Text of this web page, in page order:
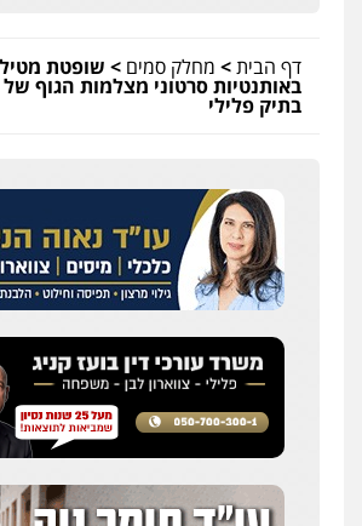
דף הבית> מחלק סמים > שופטת
באותנטיות סרטוני מצלמות הגוף
בתיק פלילי
עו"ד אלון קריטי
פלילי כלכלי אלימות סמים
0525544654
שני אלגרבלי – משרד
עורכי דין לענייני